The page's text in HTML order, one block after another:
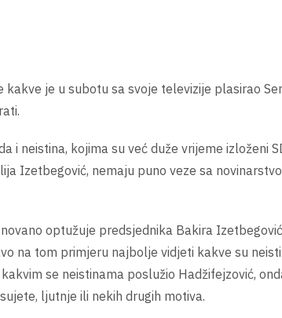
je u subotu sa svoje televizije plasirao
i neistina, kojima su već duže vrijeme izloženi
Izetbegović, nemaju puno veze sa
optužuje predsjednika Bakira
na tom primjeru najbolje vidjeti kakve su
se neistinama poslužio Hadžifejzović,
ljutnje ili nekih drugih motiva.